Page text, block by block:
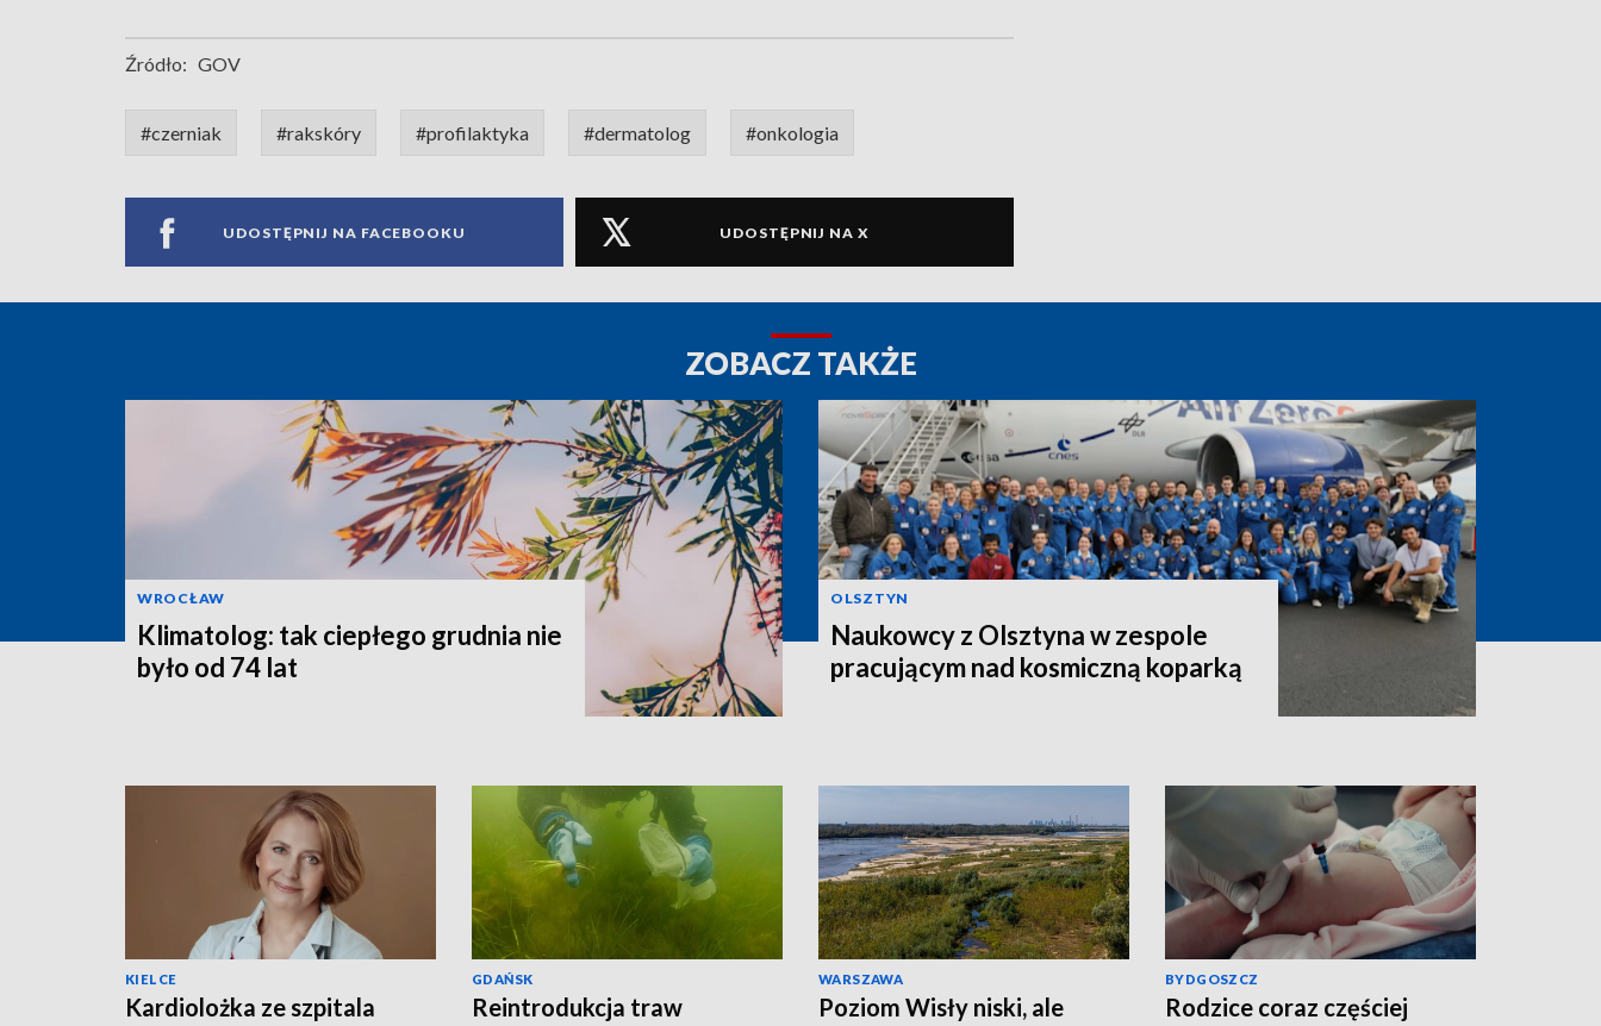
Źródło: GOV
#czerniak #rakskóry #profilaktyka #dermatolog #onkologia
UDOSTĘPNIJ NA FACEBOOKU UDOSTĘPNIJ NA X
ZOBACZ TAKŻE
WROCŁAW
Klimatolog: tak ciepłego grudnia nie
było od 74 lat
OLSZTYN
Naukowcy z Olsztyna w zespole
pracującym nad kosmiczną koparką
KIELCE
Kardiolożka ze szpitala
GDAŃSK
Reintrodukcja traw
WARSZAWA
Poziom Wisły niski, ale
BYDGOSZCZ
Rodzice coraz częściej